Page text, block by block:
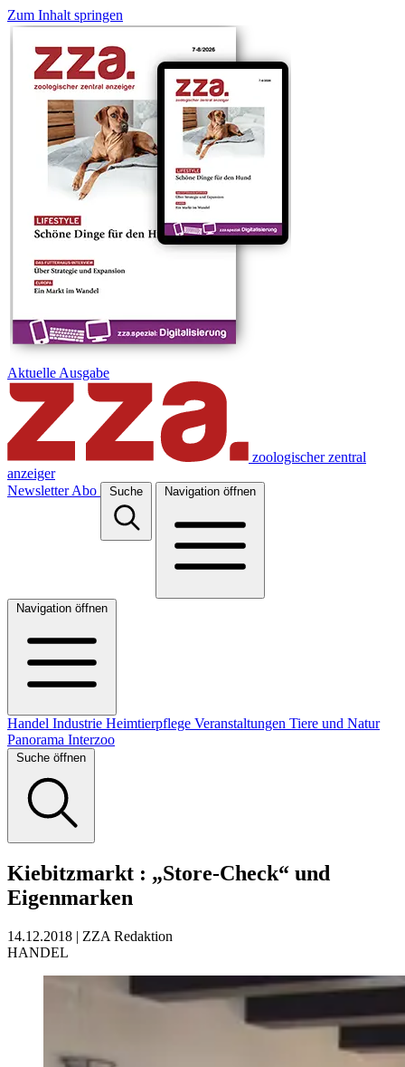
Zum Inhalt springen
Aktuelle Ausgabe
zoologischer zentral
anzeiger
Newsletter Abo Suche Navigation öffnen
Navigation öffnen
Handel Industrie Heimtierpflege Veranstaltungen Tiere und Natur
Panorama Interzoo
Suche öffnen
Kiebitzmarkt : „Store-Check“ und
Eigenmarken
14.12.2018 | ZZA Redaktion
HANDEL